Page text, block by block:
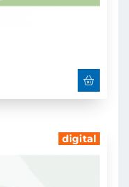
digital